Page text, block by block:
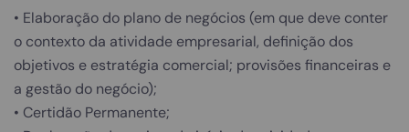
• Elaboração do plano de negócios (em que deve conter
o contexto da atividade empresarial, definição dos
objetivos e estratégia comercial; provisões financeiras e
a gestão do negócio);
• Certidão Permanente;